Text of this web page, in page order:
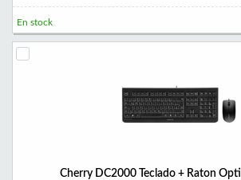
En stock
Cherry DC2000 Teclado + Raton